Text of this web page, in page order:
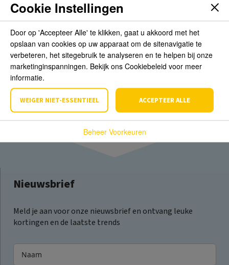
Beoordelingen
Schrijf de eerste review over dit product
Schrijf een beoordeling
Nieuwsbrief
Meld je aan voor onze nieuwsbrief en ontvang leuke
kortingen en de laatste trends
Cookie Instellingen
Door op 'Accepteer Alle' te klikken, gaat u akkoord met het
opslaan van cookies op uw apparaat om de sitenavigatie te
verbeteren, het sitegebruik te analyseren en te helpen bij onze
marketinginspanningen. Bekijk ons Cookiebeleid voor meer
informatie.
WEIGER NIET-ESSENTIEEL ACCEPTEER ALLE
Beheer Voorkeuren